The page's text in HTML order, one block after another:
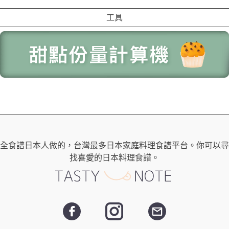
工具
全食譜日本人做的，台灣最多日本家庭料理食譜平台。你可以尋
找喜愛的日本料理食譜。